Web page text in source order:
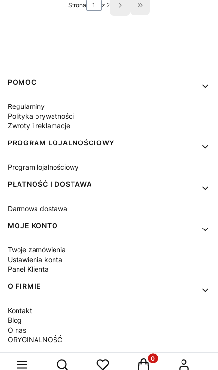
Otwórz wyszukiwarkę Produkty w koszyku:
Strona z 2 Przejdź do ostatniej
Linki w stopce
POMOC
Regulaminy
Polityka prywatności
Zwroty i reklamacje
PROGRAM LOJALNOŚCIOWY
Program lojalnościowy
PŁATNOŚĆ I DOSTAWA
Darmowa dostawa
MOJE KONTO
Twoje zamówienia
Ustawienia konta
Panel Klienta
O FIRMIE
Kontakt
Blog
O nas
ORYGINALNOŚĆ
Sklep internetowy Shoper Premium